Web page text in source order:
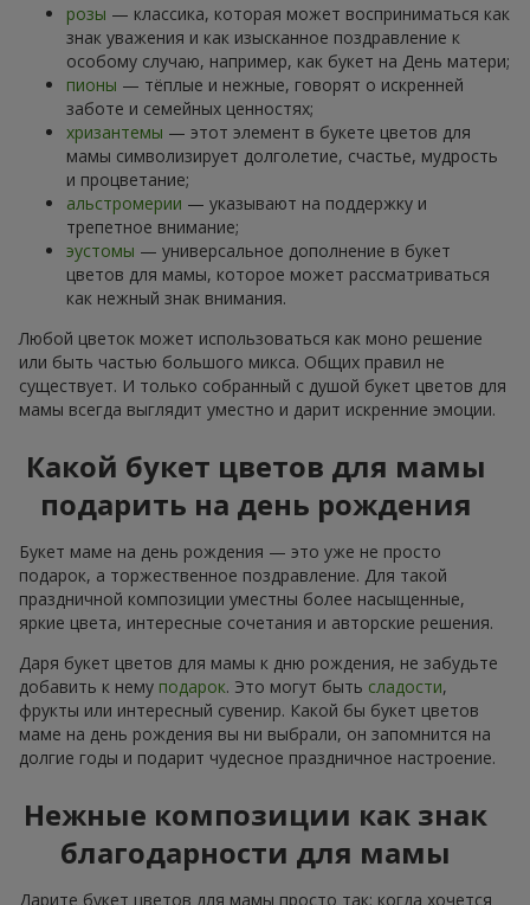
розы — классика, которая может восприниматься как
знак уважения и как изысканное поздравление к
особому случаю, например, как букет на День матери;
пионы — тёплые и нежные, говорят о искренней
заботе и семейных ценностях;
хризантемы — этот элемент в букете цветов для
мамы символизирует долголетие, счастье, мудрость
и процветание;
альстромерии — указывают на поддержку и
трепетное внимание;
эустомы — универсальное дополнение в букет
цветов для мамы, которое может рассматриваться
как нежный знак внимания.
Любой цветок может использоваться как моно решение
или быть частью большого микса. Общих правил не
существует. И только собранный с душой букет цветов для
мамы всегда выглядит уместно и дарит искренние эмоции.
Какой букет цветов для мамы
подарить на день рождения
Букет маме на день рождения — это уже не просто
подарок, а торжественное поздравление. Для такой
праздничной композиции уместны более насыщенные,
яркие цвета, интересные сочетания и авторские решения.
Даря букет цветов для мамы к дню рождения, не забудьте
добавить к нему подарок. Это могут быть сладости,
фрукты или интересный сувенир. Какой бы букет цветов
маме на день рождения вы ни выбрали, он запомнится на
долгие годы и подарит чудесное праздничное настроение.
Нежные композиции как знак
благодарности для мамы
Дарите букет цветов для мамы просто так: когда хочется